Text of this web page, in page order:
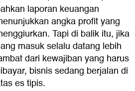
laporan keuangan
angka profit yang
Tapi di balik itu, jika
masuk selalu datang lebih
dari kewajiban yang harus
bisnis sedang berjalan di
es tipis.